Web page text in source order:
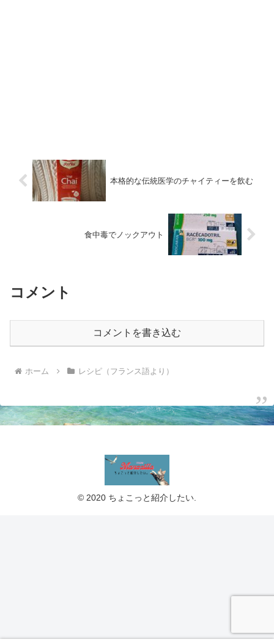
本格的な伝統医学のチャイティーを飲む
食中毒でノックアウト
コメント
コメントを書き込む
ホーム レシピ（フランス語より）
© 2020 ちょこっと紹介したい.